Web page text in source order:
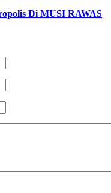
Di MUSI RAWAS